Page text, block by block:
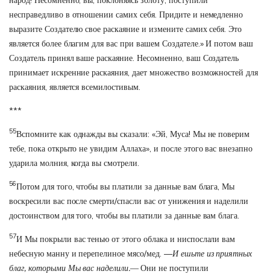
несправедливо в отношении самих себя. Придите и немедленно
выразите Создателю свое раскаяние и измените самих себя. Это
является более благим для вас при вашем Создателе.» И потом ваш
Создатель принял ваше раскаяние. Несомненно, ваш Создатель
принимает искренние раскаяния, дает множество возможностей для
раскаяния, является всемилостивым.
***
55Вспомните как однажды вы сказали: «Эй, Муса! Мы не поверим
тебе, пока открыто не увидим Аллаха», и после этого вас внезапно
ударила молния, когда вы смотрели.
56Потом для того, чтобы вы платили за данные вам блага, Мы
воскресили вас после смерти/спасли вас от унижения и наделили
достоинством для того, чтобы вы платили за данные вам блага.
57И Мы покрыли вас тенью от этого облака и ниспослали вам
небесную манну и перепелиное мясо/мед. —И ешьте из приятных
благ, которыми Мы вас наделили.—Они не поступили